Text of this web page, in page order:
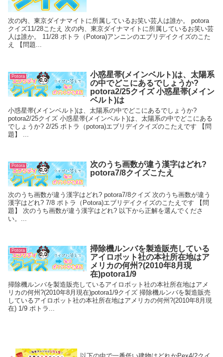
次の内、東京ダイナマイトに所属しているお笑い芸人は誰か。 potora
クイズ11/28こたえ 次の内、東京ダイナマイトに所属しているお笑い芸
人は誰か。 11/28 ポトラ（Potora)アンニンのエブリデイクイズのこた
え 【問題...
Potora
小惑星帯(メインベルト)は、太陽系
の中でどこにあるでしょうか?
potora2/25クイズ 小惑星帯(メイン
ベルト)は
小惑星帯(メインベルト)は、太陽系の中でどこにあるでしょうか?
potora2/25クイズ 小惑星帯(メインベルト)は、太陽系の中でどこにある
でしょうか? 2/25 ポトラ（potora)エブリデイクイズのこたえです 【問
題】 ...
Potora
次のうち画数が違う漢字はどれ?
potora7/8クイズこたえ
次のうち画数が違う漢字はどれ? potora7/8クイズ 次のうち画数が違う
漢字はどれ? 7/8 ポトラ（Potora)エブリデイクイズのこたえです 【問
題】 次のうち画数が違う漢字はどれ? 以下から正解を選んでくださ
い。...
Potora
掃除機ルンバを製造販売している
アイロボット社の本社所在地はア
メリカの何州?(2010年8月現
在)potora1/9
掃除機ルンバを製造販売しているアイロボット社の本社所在地はアメ
リカの何州?(2010年8月現在)potora1/9クイズ 掃除機ルンバを製造販売
しているアイロボット社の本社所在地はアメリカの何州?(2010年8月現
在) 1/9 ポトラ...